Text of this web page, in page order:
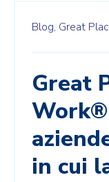
Blog, Great
Great
in cui